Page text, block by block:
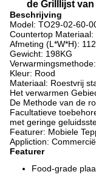
de Grilllijst van
Beschrijving
Model: TO29-02-60-
Countertop
Afmeting (L*W*H):
Gewicht: 198KG
Kleur: Rood
Materiaal: Roestvrij
Het verwarmen
De Methode van de
Facultatieve
met geringe
Featurer: Mobiele
Appliction:
Featurer
Food-grade